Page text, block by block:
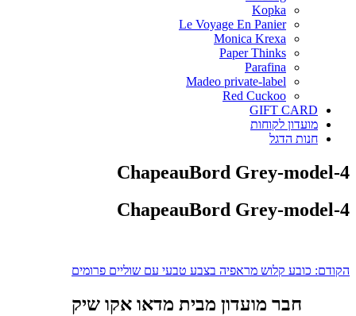
Kopka
Le Voyage En Panier
Monica Krexa
Paper Thinks
Parafina
Madeo private-label
Red Cuckoo
GIFT CARD
מועדון לקוחות
חנות הדגל
ChapeauBord Grey-model-4
ChapeauBord Grey-model-4
ניווט
הקודם: כובע קלוש מראפיה בצבע טבעי עם שוליים פרומים
חבר מועדון מבית מדאו אקו שיק